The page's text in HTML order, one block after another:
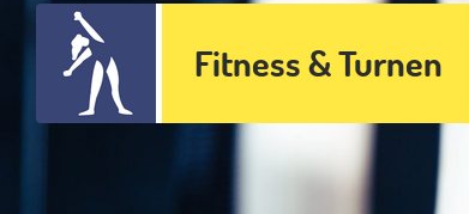
Fitness & Turnen